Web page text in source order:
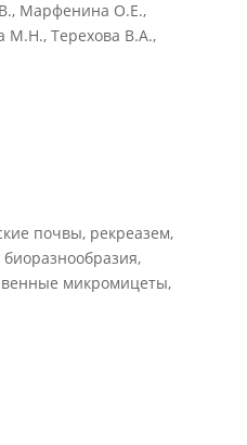
Марфенина О.Е.,
М.Н., Терехова В.А.,
почвы, рекреазем,
микромицеты,